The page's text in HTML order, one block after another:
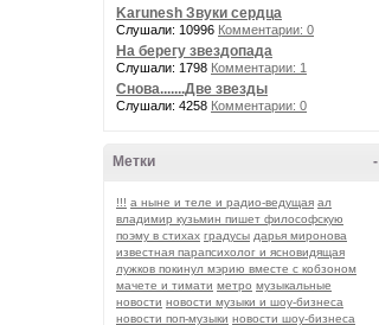
Karunesh Звуки сердца
Слушали: 10996 Комментарии: 0
На берегу звездопада
Слушали: 1798 Комментарии: 1
Снова.......Две звезды
Слушали: 4258 Комментарии: 0
-
Метки
!!! а ныне и теле и радио-ведущая ал
владимир кузьмин пишет философскую
поэму в стихах градусы дарья миронова
известная парапсихолог и ясновидящая
лужков покинул мэрию вместе с кобзоном
мачете и тимати метро музыкальные
новости новости музыки и шоу-бизнеса
новости поп-музыки новости шоу-бизнеса